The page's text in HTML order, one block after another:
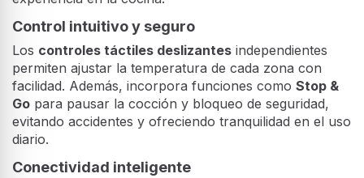
Control intuitivo y seguro
Los controles táctiles deslizantes independientes
permiten ajustar la temperatura de cada zona con
facilidad. Además, incorpora funciones como Stop &
Go para pausar la cocción y bloqueo de seguridad,
evitando accidentes y ofreciendo tranquilidad en el uso
diario.
Conectividad inteligente